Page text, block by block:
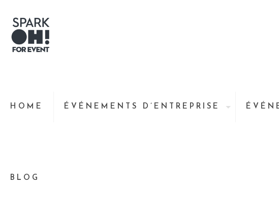
HOME ÉVÉNEMENTS D’ENTREPRISE
BLOG